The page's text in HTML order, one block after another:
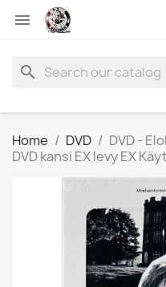

search
Home DVD
DVD -
DVD kansi EX levy EX